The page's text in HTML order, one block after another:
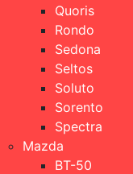
Quoris
Rondo
Sedona
Seltos
Soluto
Sorento
Spectra
Mazda
BT-50